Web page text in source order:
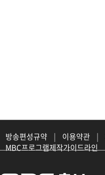
방송편성규약 | 이용약관 |
MBC프로그램제작가이드라인